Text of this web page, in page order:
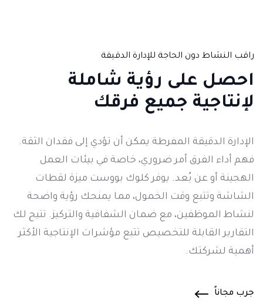
راقب النشاط دون الحاجة للإدارة الدقيقة
احصل على رؤية شاملة
لإنتاجية جميع فرقك
الإدارة الدقيقة المفرطة يمكن أن تؤدي إلى فقدان الثقة.
فهم أداء الفرق أمر ضروري، خاصة في بيئات العمل
الهجينة أو عن بُعد. يوفر كلوك بووست ميزة لقطات
الشاشة وتتبع وقت الخمول، مما يمنحك رؤية واضحة
لنشاط الموظفين، مع ضمان الشفافية والتركيز. تتيح لك
التقارير القابلة للتخصيص تتبع مؤشرات الإنتاجية الأكثر
أهمية لشركتك.
جرب مجاناً